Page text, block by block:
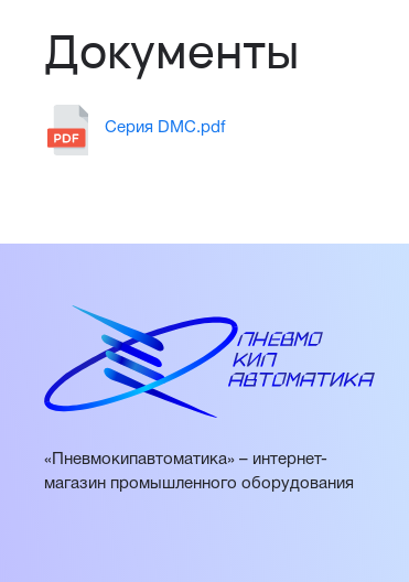
Документы
Серия DMC.pdf
«Пневмокипавтоматика» – интернет-
магазин промышленного оборудования